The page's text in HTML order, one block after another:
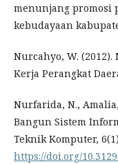
menunjang promosi
kebudayaan
Nurcahyo, W.
Kerja Perangkat
Nurfarida, N.,
Bangun Sistem
Teknik Komputer,
https://doi.org/